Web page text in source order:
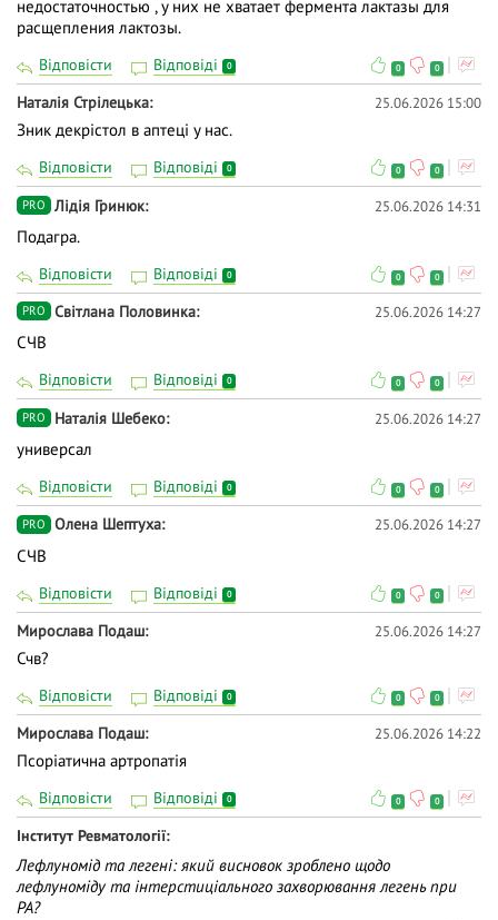
недостаточностью , у них не хватает фермента лактазы для
расщепления лактозы.
Відповісти Відповіді 0 0 0
Наталія Стрілецька 25.06.2026 15:00
Зник декрістол в аптеці у нас.
Відповісти Відповіді 0 0 0
PRO Лідія Гринюк 25.06.2026 14:31
Подагра.
Відповісти Відповіді 0 0 0
PRO Світлана Половинка 25.06.2026 14:27
СЧВ
Відповісти Відповіді 0 0 0
PRO Наталія Шебеко 25.06.2026 14:27
универсал
Відповісти Відповіді 0 0 0
PRO Олена Шептуха 25.06.2026 14:27
СЧВ
Відповісти Відповіді 0 0 0
Мирослава Подаш 25.06.2026 14:27
Счв?
Відповісти Відповіді 0 0 0
Мирослава Подаш 25.06.2026 14:22
Псоріатична артропатія
Відповісти Відповіді 0 0 0
Iнститут Ревматології
Лефлуномід та легені: який висновок зроблено щодо
лефлуноміду та інтерстиціального захворювання легень при
РА?